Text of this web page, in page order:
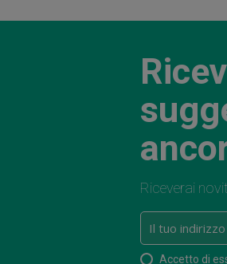
Riceverai
Accetto di